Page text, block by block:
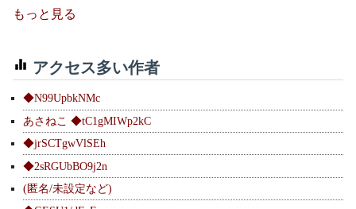
もっと見る
アクセス多い作者
◆N99UpbkNMc
あさねこ ◆tC1gMIWp2kC
◆jrSCTgwVlSEh
◆2sRGUbBO9j2n
(匿名/未設定など)